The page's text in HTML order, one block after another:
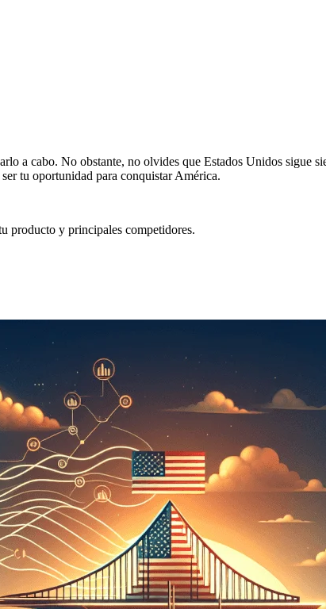
a cabo. No obstante, no olvides que Estados Unidos sigue
tu oportunidad para conquistar América.
producto y principales competidores.